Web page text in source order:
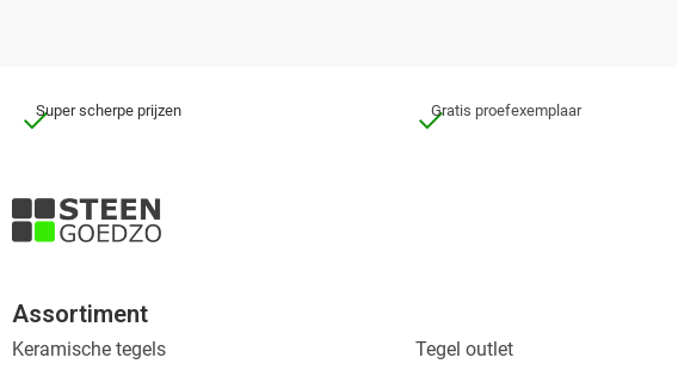
Super scherpe prijzen Gratis proefexemplaar
Assortiment
Keramische tegels Tegel outlet